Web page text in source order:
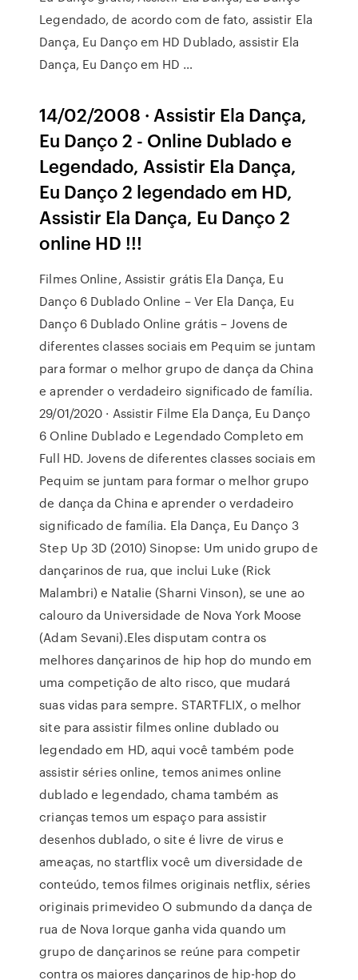
Legendado, de acordo com de fato, assistir Ela
Dança, Eu Danço em HD Dublado, assistir Ela
Dança, Eu Danço em HD …
14/02/2008 · Assistir Ela Dança,
Eu Danço 2 - Online Dublado e
Legendado, Assistir Ela Dança,
Eu Danço 2 legendado em HD,
Assistir Ela Dança, Eu Danço 2
online HD !!!
Filmes Online, Assistir grátis Ela Dança, Eu
Danço 6 Dublado Online – Ver Ela Dança, Eu
Danço 6 Dublado Online grátis – Jovens de
diferentes classes sociais em Pequim se juntam
para formar o melhor grupo de dança da China
e aprender o verdadeiro significado de família.
29/01/2020 · Assistir Filme Ela Dança, Eu Danço
6 Online Dublado e Legendado Completo em
Full HD. Jovens de diferentes classes sociais em
Pequim se juntam para formar o melhor grupo
de dança da China e aprender o verdadeiro
significado de família. Ela Dança, Eu Danço 3
Step Up 3D (2010) Sinopse: Um unido grupo de
dançarinos de rua, que inclui Luke (Rick
Malambri) e Natalie (Sharni Vinson), se une ao
calouro da Universidade de Nova York Moose
(Adam Sevani).Eles disputam contra os
melhores dançarinos de hip hop do mundo em
uma competição de alto risco, que mudará
suas vidas para sempre. STARTFLIX, o melhor
site para assistir filmes online dublado ou
legendado em HD, aqui você também pode
assistir séries online, temos animes online
dublado e legendado, chama também as
crianças temos um espaço para assistir
desenhos dublado, o site é livre de virus e
ameaças, no startflix você um diversidade de
conteúdo, temos filmes originais netflix, séries
originais primevideo O submundo da dança de
rua de Nova Iorque ganha vida quando um
grupo de dançarinos se reúne para competir
contra os maiores dançarinos de hip-hop do